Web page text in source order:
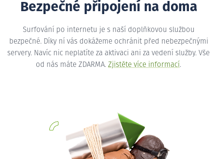
Bezpečné připojení na doma
Surfování po internetu je s naší doplňkovou službou
bezpečné. Díky ní vás dokážeme ochránit před nebezpečnými
servery. Navíc nic neplatíte za aktivaci ani za vedení služby. Vše
od nás máte ZDARMA. Zjistěte více informací.